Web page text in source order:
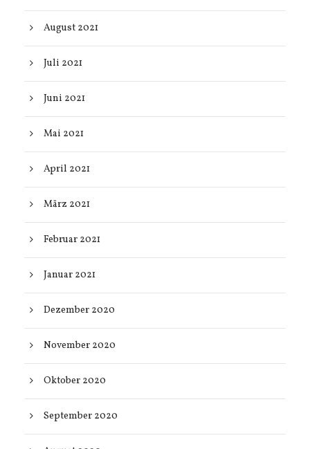
August 2021
Juli 2021
Juni 2021
Mai 2021
April 2021
März 2021
Februar 2021
Januar 2021
Dezember 2020
November 2020
Oktober 2020
September 2020